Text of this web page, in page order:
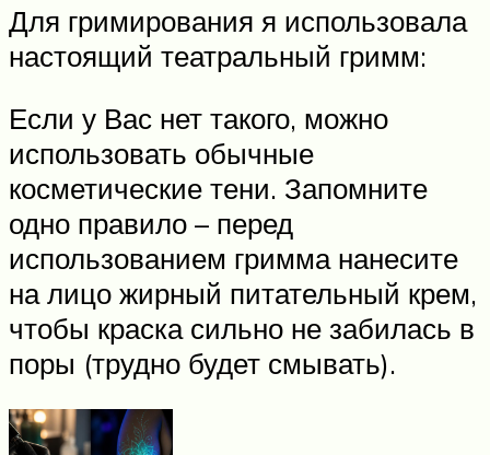
Для гримирования я использовала
настоящий театральный гримм:
Если у Вас нет такого, можно
использовать обычные
косметические тени. Запомните
одно правило – перед
использованием гримма нанесите
на лицо жирный питательный крем,
чтобы краска сильно не забилась в
поры (трудно будет смывать).